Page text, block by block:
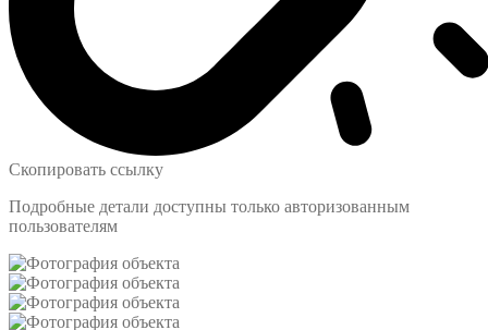
Скопировать ссылку
Подробные детали доступны только авторизованным
пользователям